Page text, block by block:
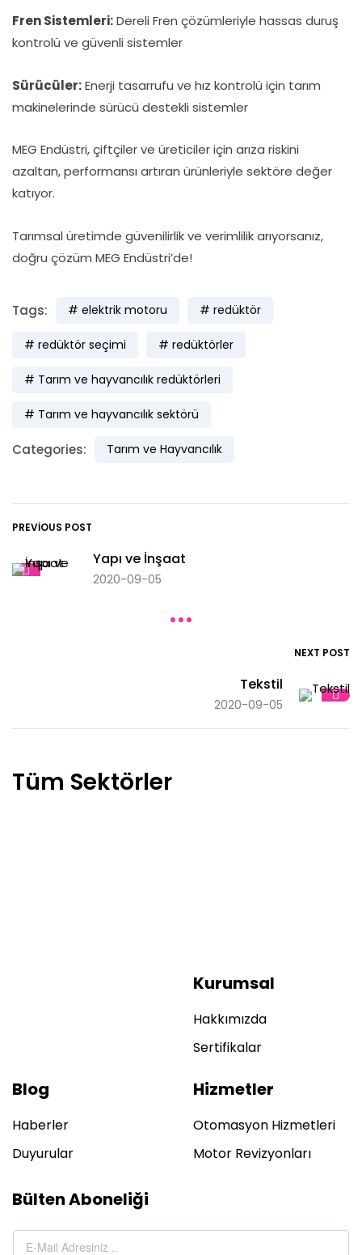
Fren Sistemleri:Dereli Fren çözümleriyle hassas duruş
kontrolü ve güvenli sistemler
Sürücüler:Enerji tasarrufu ve hız kontrolü için tarım
makinelerinde sürücü destekli sistemler
MEG Endüstri, çiftçiler ve üreticiler için arıza riskini
azaltan, performansı artıran ürünleriyle sektöre değer
katıyor.
Tarımsal üretimde güvenilirlik ve verimlilik arıyorsanız,
doğru çözüm MEG Endüstri’de!
Tags: elektrik motoru redüktör
redüktör seçimi redüktörler
Tarım ve hayvancılık redüktörleri
Tarım ve hayvancılık sektörü
Categories: Tarım ve Hayvancılık
PREVIOUS POST
Yapı ve İnşaat
2020-09-05
NEXT POST
Tekstil
2020-09-05
Tüm Sektörler
Kurumsal
Hakkımızda
Sertifikalar
Blog
Haberler
Duyurular
Hizmetler
Otomasyon Hizmetleri
Motor Revizyonları
Bülten Aboneliği